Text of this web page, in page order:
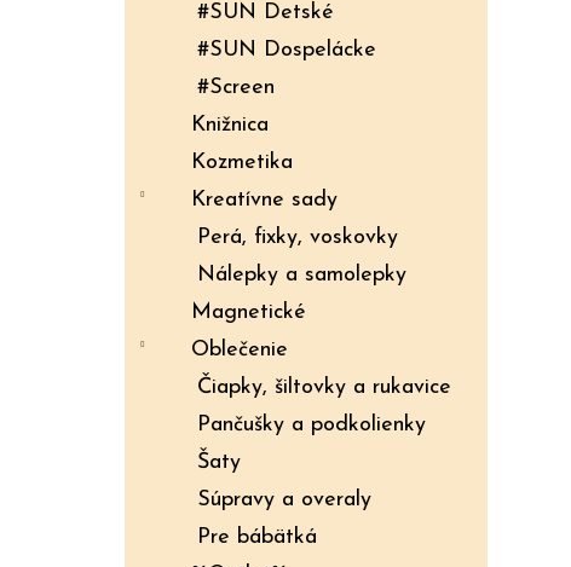
#SUN Detské
#SUN Dospelácke
#Screen
Knižnica
Kozmetika
Kreatívne sady
Perá, fixky, voskovky
Nálepky a samolepky
Magnetické
Oblečenie
Čiapky, šiltovky a rukavice
Pančušky a podkolienky
Šaty
Súpravy a overaly
Pre bábätká